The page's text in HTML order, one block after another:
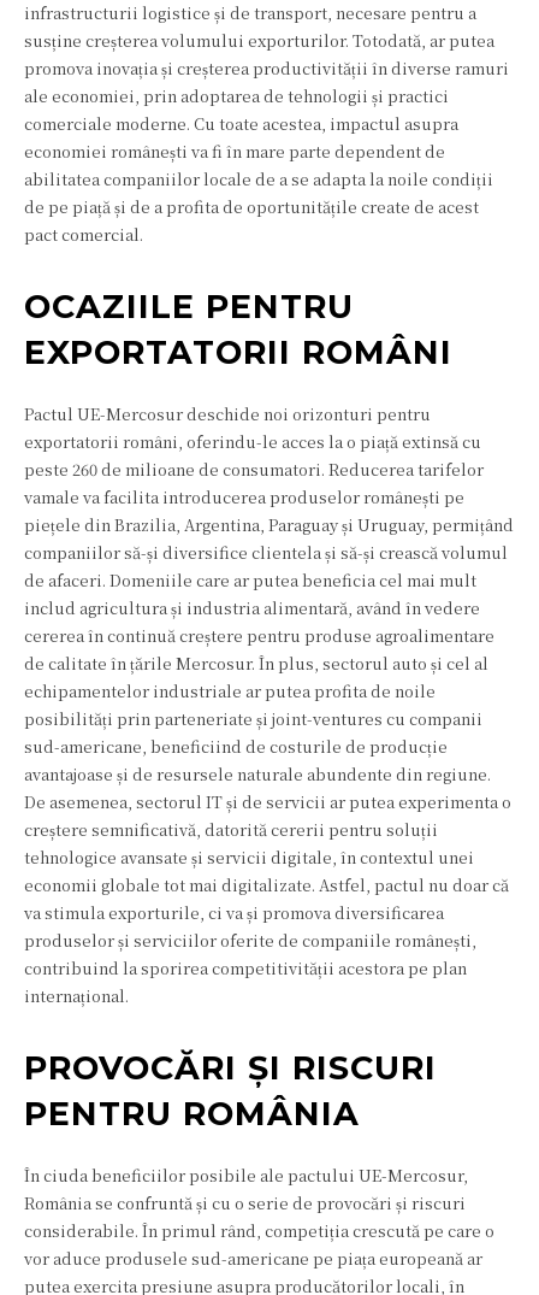
infrastructurii logistice și de transport, necesare pentru a
susține creșterea volumului exporturilor. Totodată, ar putea
promova inovația și creșterea productivității în diverse ramuri
ale economiei, prin adoptarea de tehnologii și practici
comerciale moderne. Cu toate acestea, impactul asupra
economiei românești va fi în mare parte dependent de
abilitatea companiilor locale de a se adapta la noile condiții
de pe piață și de a profita de oportunitățile create de acest
pact comercial.
OCAZIILE PENTRU
EXPORTATORII ROMÂNI
Pactul UE-Mercosur deschide noi orizonturi pentru
exportatorii români, oferindu-le acces la o piață extinsă cu
peste 260 de milioane de consumatori. Reducerea tarifelor
vamale va facilita introducerea produselor românești pe
piețele din Brazilia, Argentina, Paraguay și Uruguay, permițând
companiilor să-și diversifice clientela și să-și crească volumul
de afaceri. Domeniile care ar putea beneficia cel mai mult
includ agricultura și industria alimentară, având în vedere
cererea în continuă creștere pentru produse agroalimentare
de calitate în țările Mercosur. În plus, sectorul auto și cel al
echipamentelor industriale ar putea profita de noile
posibilități prin parteneriate și joint-ventures cu companii
sud-americane, beneficiind de costurile de producție
avantajoase și de resursele naturale abundente din regiune.
De asemenea, sectorul IT și de servicii ar putea experimenta o
creștere semnificativă, datorită cererii pentru soluții
tehnologice avansate și servicii digitale, în contextul unei
economii globale tot mai digitalizate. Astfel, pactul nu doar că
va stimula exporturile, ci va și promova diversificarea
produselor și serviciilor oferite de companiile românești,
contribuind la sporirea competitivității acestora pe plan
internațional.
PROVOCĂRI ȘI RISCURI
PENTRU ROMÂNIA
În ciuda beneficiilor posibile ale pactului UE-Mercosur,
România se confruntă și cu o serie de provocări și riscuri
considerabile. În primul rând, competiția crescută pe care o
vor aduce produsele sud-americane pe piața europeană ar
putea exercita presiune asupra producătorilor locali, în